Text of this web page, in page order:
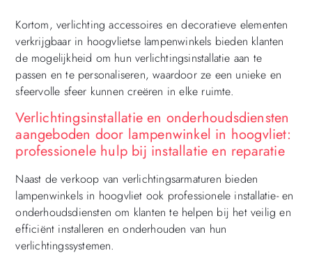
Kortom, verlichting accessoires en decoratieve elementen
verkrijgbaar in hoogvlietse lampenwinkels bieden klanten
de mogelijkheid om hun verlichtingsinstallatie aan te
passen en te personaliseren, waardoor ze een unieke en
sfeervolle sfeer kunnen creëren in elke ruimte.
Verlichtingsinstallatie en onderhoudsdiensten
aangeboden door lampenwinkel in hoogvliet:
professionele hulp bij installatie en reparatie
Naast de verkoop van verlichtingsarmaturen bieden
lampenwinkels in hoogvliet ook professionele installatie- en
onderhoudsdiensten om klanten te helpen bij het veilig en
efficiënt installeren en onderhouden van hun
verlichtingssystemen.